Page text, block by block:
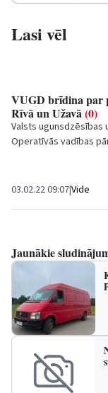
Lasi vēl
VUGD brīdina par
Rīvā un Užavā(0)
Valsts ugunsdzēsības
Operatīvās vadības
03.02.22 09:07|Vide
Jaunākie